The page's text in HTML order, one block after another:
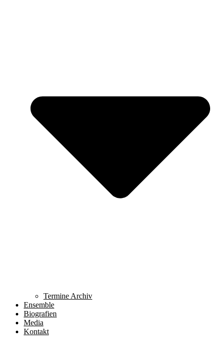
Termine Archiv
Ensemble
Biografien
Media
Kontakt